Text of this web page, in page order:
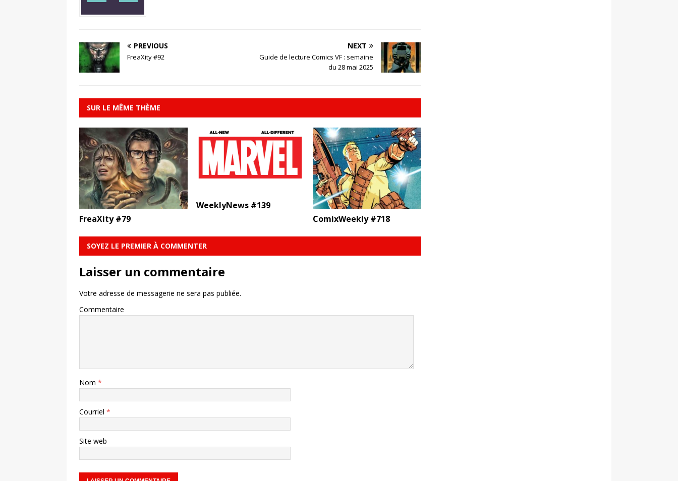
PREVIOUS
FreaXity #92
NEXT
Guide de lecture Comics VF : semaine
du 28 mai 2025
SUR LE MÊME THÈME
FreaXity #79
WeeklyNews #139
ComixWeekly #718
SOYEZ LE PREMIER À COMMENTER
Laisser un commentaire
Votre adresse de messagerie ne sera pas publiée.
Commentaire
Nom *
Courriel *
Site web